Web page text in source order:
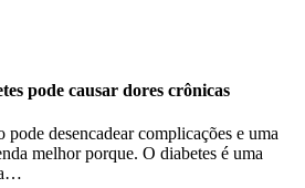
pode causar dores crônicas
desencadear complicações e uma
melhor porque. O diabetes é uma